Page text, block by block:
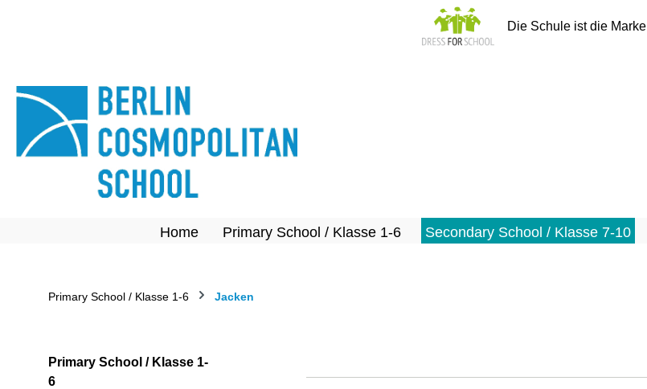
Die Schule ist die Marke
Home Primary School / Klasse 1-6 Secondary School / Klasse 7-10
Primary School / Klasse 1-6 Jacken
Primary School / Klasse 1-
6